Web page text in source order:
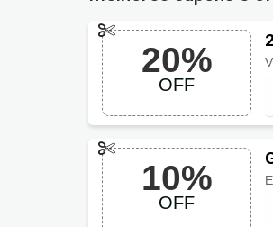
20%
OFF
10%
OFF